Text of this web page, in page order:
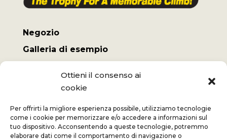
Ottieni il consenso ai
cookie
Per offrirti la migliore esperienza possibile, utilizziamo tecnologie
come i cookie per memorizzare e/o accedere a informazioni sul
tuo dispositivo. Acconsentendo a queste tecnologie, potremmo
elaborare dati come il comportamento di navigazione o
Negozio
Galleria di esempio